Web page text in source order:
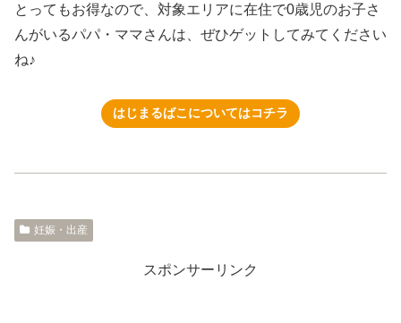
とってもお得なので、対象エリアに在住で0歳児のお子さ
んがいるパパ・ママさんは、ぜひゲットしてみてください
ね♪
はじまるばこについてはコチラ
妊娠・出産
スポンサーリンク